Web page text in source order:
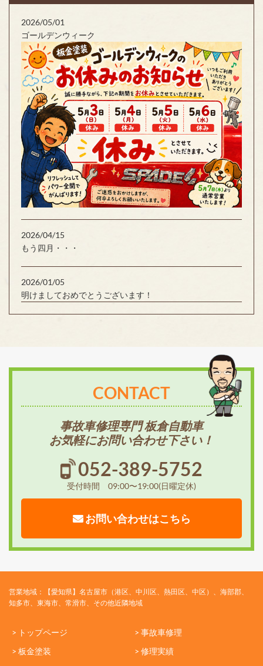
2026/05/01
ゴールデンウィーク
2026/04/15
もう四月・・・
2026/01/05
明けましておめでとうございます！
CONTACT
事故車修理専門 板倉自動車
お気軽にお問い合わせ下さい！
052-389-5752
受付時間 09:00〜19:00(日曜定休)
お問い合わせはこちら
営業地域：【愛知県】名古屋市（港区、中川区、熱田区、中区）、海部郡、
知多市、東海市、常滑市、その他近隣地域
> トップページ
> 事故車修理
> 板金塗装
> 修理実績